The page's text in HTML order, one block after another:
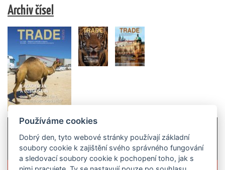
Archiv čísel
Používáme cookies
Dobrý den, tyto webové stránky používají základní
soubory cookie k zajištění svého správného fungování
a sledovací soubory cookie k pochopení toho, jak s